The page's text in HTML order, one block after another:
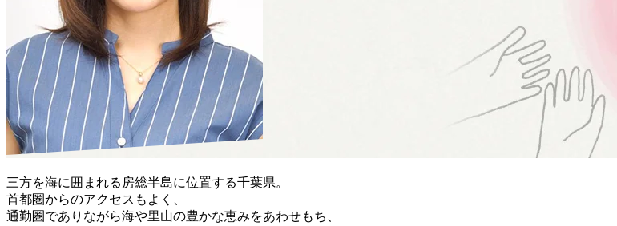
三方を海に囲まれる房総半島に位置する千葉県。
首都圏からのアクセスもよく、
通勤圏でありながら海や里山の豊かな恵みをあわせもち、